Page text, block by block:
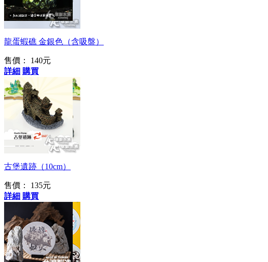
適合米蝦躲避
龍蛋蝦礁 金銀色（含吸盤）
售價：
140元
詳細 購買
人人都是白雪公主
古堡遺跡（10cm）
售價：
135元
詳細 購買
台灣鶯歌生產